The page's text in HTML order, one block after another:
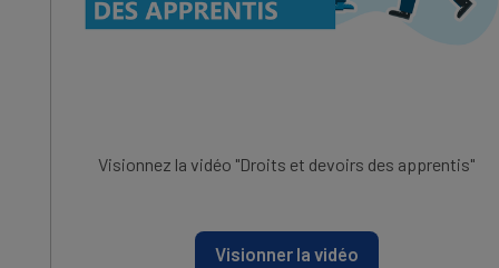
Visionnez la vidéo "Droits et devoirs des apprentis"
Visionner la vidéo